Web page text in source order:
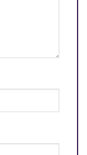
0.48 mg